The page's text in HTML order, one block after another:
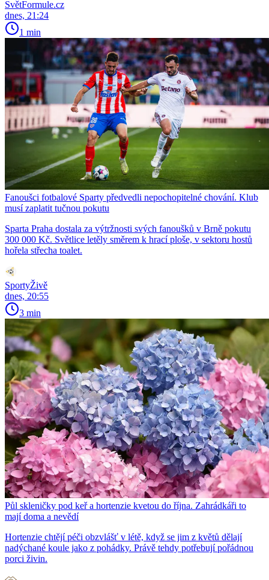
SvětFormule.cz
dnes, 21:24
1 min
Fanoušci fotbalové Sparty předvedli nepochopitelné chování. Klub
musí zaplatit tučnou pokutu
Sparta Praha dostala za výtržnosti svých fanoušků v Brně pokutu
300 000 Kč. Světlice letěly směrem k hrací ploše, v sektoru hostů
hořela střecha toalet.
SportyŽivě
dnes, 20:55
3 min
Půl skleničky pod keř a hortenzie kvetou do října. Zahrádkáři to
mají doma a nevědí
Hortenzie chtějí péči obzvlášť v létě, když se jim z květů dělají
nadýchané koule jako z pohádky. Právě tehdy potřebují pořádnou
porci živin.